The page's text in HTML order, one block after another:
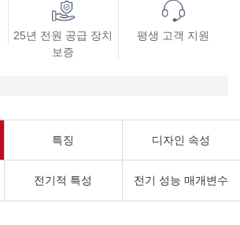
25년 전원 공급 장치
보증
평생 고객 지원
특징 디자인 속성
전기적 특성 전기 성능 매개변수